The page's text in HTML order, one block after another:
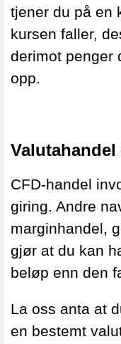
tjener du på en
kursen faller,
derimot penger
opp.
CFD-handel
giring. Andre
marginhandel,
gjør at du kan
beløp enn den
La oss anta at
en bestemt